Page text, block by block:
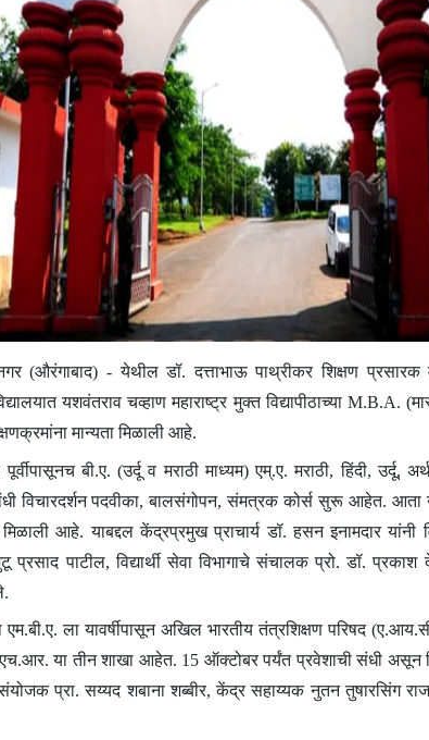
(औरंगाबाद) - येथील डॉ. दत्ताभाऊ पाथ्रीकर शिक्षण
यशवंतराव चव्हाण महाराष्ट्र मुक्त विद्यापीठाच्या M.B.A.
मान्यता मिळाली आहे.
पूर्वीपासूनच बी.ए. (उर्दू व मराठी माध्यम) एम्.ए. मराठी, हिंदी, उर्दू,
विचारदर्शन पदवीका, बालसंगोपन, संमत्रक कोर्स सुरू आहेत. आता
मिळाली आहे. याबद्दल केंद्रप्रमुख प्राचार्य डॉ. हसन इनामदार
पाटील, विद्यार्थी सेवा विभागाचे संचालक प्रो. डॉ.
एम.बी.ए. ला यावर्षीपासून अखिल भारतीय तंत्रशिक्षण परिषद
या तीन शाखा आहेत. 15 ऑक्टोबर पर्यंत प्रवेशाची संधी असून
प्रा. सय्यद शबाना शब्बीर, केंद्र सहाय्यक नुतन तुषारसिंग